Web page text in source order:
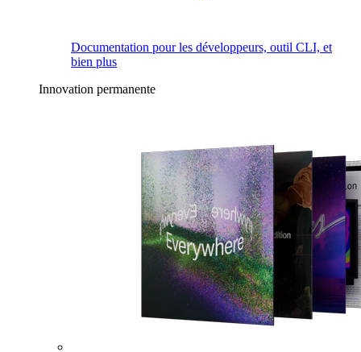
Documentation pour les développeurs, outil CLI, et
bien plus
Innovation permanente